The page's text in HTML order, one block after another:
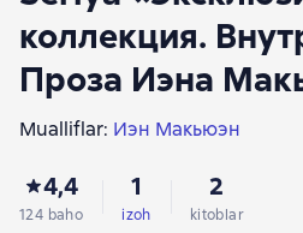
коллекция.
Проза Иэна
Mualliflar: Иэн Макьюэн
4,4
124 baho
1
izoh
2
kitoblar